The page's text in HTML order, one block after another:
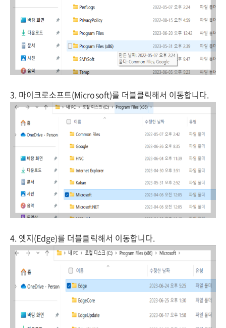
3. 마이크로소프트(Microsoft)를 더블클릭해서 이동합니다.
4. 엣지(Edge)를 더블클릭해서 이동합니다.